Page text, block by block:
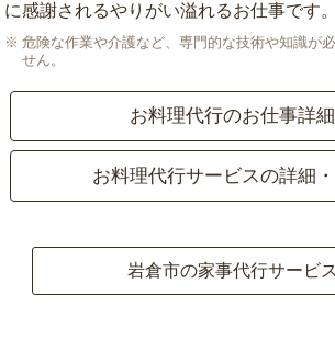
に感謝されるやりがい溢れるお仕事です。
危険な作業や介護など、専門的な技術や知識が
せん。
お料理代行のお仕事詳細
お料理代行サービスの詳細
岩倉市の家事代行サービス